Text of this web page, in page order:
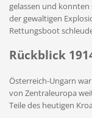
gelassen und
der gewaltigen
Rettungsboot
Rückblick
Österreich-Ungarn
von Zentraleuropa
Teile des heutigen